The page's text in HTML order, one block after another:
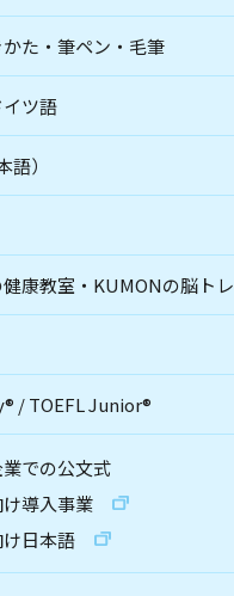
た・筆ペン・毛筆
ツ語
）
康教室・KUMONの脳トレ
® /TOEFL Junior®
での公文式
導入事業
日本語